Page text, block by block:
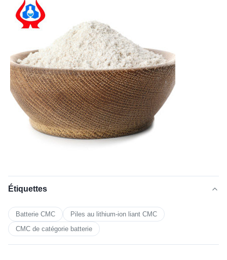
Étiquettes
Batterie CMC
Piles au lithium-ion liant CMC
CMC de catégorie batterie